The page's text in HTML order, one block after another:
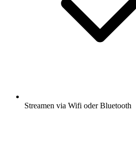
Streamen via Wifi oder Bluetooth